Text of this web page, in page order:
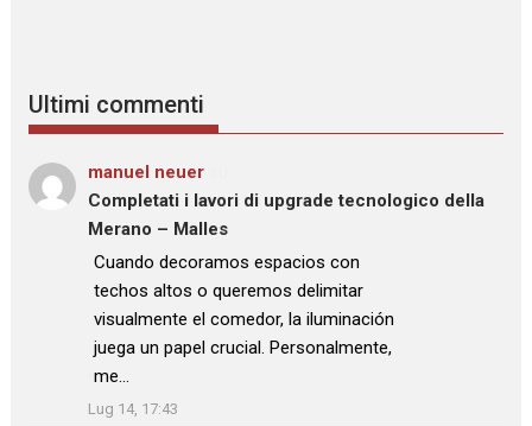
Ultimi commenti
manuel neuer
Completati i lavori di upgrade tecnologico della
Merano – Malles
: “
Cuando decoramos espacios con
techos altos o queremos delimitar
visualmente el comedor, la iluminación
juega un papel crucial. Personalmente,
me…
”
Lug 14, 17:43